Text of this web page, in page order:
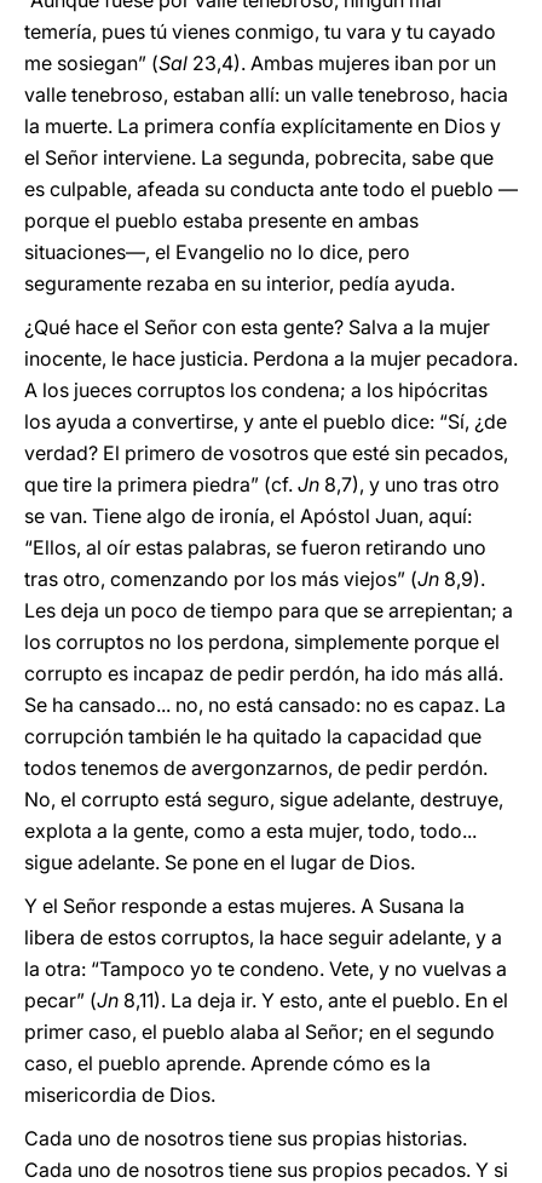
temería, pues tú vienes conmigo, tu vara y tu cayado
me sosiegan” (Sal 23,4). Ambas mujeres iban por un
valle tenebroso, estaban allí: un valle tenebroso, hacia
la muerte. La primera confía explícitamente en Dios y
el Señor interviene. La segunda, pobrecita, sabe que
es culpable, afeada su conducta ante todo el pueblo —
porque el pueblo estaba presente en ambas
situaciones—, el Evangelio no lo dice, pero
seguramente rezaba en su interior, pedía ayuda.
¿Qué hace el Señor con esta gente? Salva a la mujer
inocente, le hace justicia. Perdona a la mujer pecadora.
A los jueces corruptos los condena; a los hipócritas
los ayuda a convertirse, y ante el pueblo dice: “Sí, ¿de
verdad? El primero de vosotros que esté sin pecados,
que tire la primera piedra” (cf. Jn 8,7), y uno tras otro
se van. Tiene algo de ironía, el Apóstol Juan, aquí:
“Ellos, al oír estas palabras, se fueron retirando uno
tras otro, comenzando por los más viejos” (Jn 8,9).
Les deja un poco de tiempo para que se arrepientan; a
los corruptos no los perdona, simplemente porque el
corrupto es incapaz de pedir perdón, ha ido más allá.
Se ha cansado... no, no está cansado: no es capaz. La
corrupción también le ha quitado la capacidad que
todos tenemos de avergonzarnos, de pedir perdón.
No, el corrupto está seguro, sigue adelante, destruye,
explota a la gente, como a esta mujer, todo, todo...
sigue adelante. Se pone en el lugar de Dios.
Y el Señor responde a estas mujeres. A Susana la
libera de estos corruptos, la hace seguir adelante, y a
la otra: “Tampoco yo te condeno. Vete, y no vuelvas a
pecar” (Jn 8,11). La deja ir. Y esto, ante el pueblo. En el
primer caso, el pueblo alaba al Señor; en el segundo
caso, el pueblo aprende. Aprende cómo es la
misericordia de Dios.
Cada uno de nosotros tiene sus propias historias.
Cada uno de nosotros tiene sus propios pecados. Y si